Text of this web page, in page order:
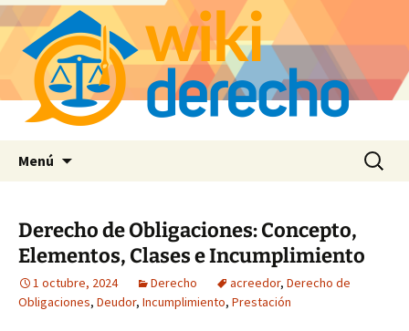
Menú Buscar:
Derecho de Obligaciones: Concepto,
Elementos, Clases e Incumplimiento
1 octubre, 2024 Derecho acreedor, Derecho de
Obligaciones, Deudor, Incumplimiento, Prestación